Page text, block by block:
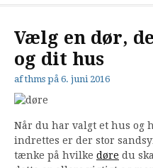
Vælg en dør,
og dit hus
afthms på 6. juni 2016
Når du har valgt et hus og
indrettes er der stor
tænke på hvilke døre du